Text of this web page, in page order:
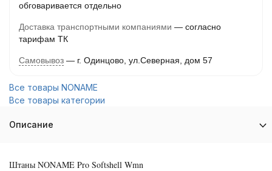
обговаривается отдельно
Доставка транспортными компаниями
согласно
тарифам ТК
Самовывоз г. Одинцово, ул.Северная, дом 57
Все товары NONAME
Все товары категории
Описание
Штаны NONAME Pro Softshell Wmn